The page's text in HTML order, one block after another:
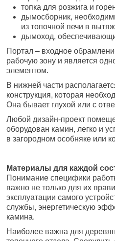
топка для розжига и
дымосборник,
из топочной печи в
дымоход,
Портал – входное
рабочую зону и является
элементом.
В нижней части
конструкция, которая
Она бывает глухой или с
Любой дизайн-проект
оборудован камин, легко и
в загородном особняке или
Материалы для каждой
Понимание специфики
важно не только для их
эксплуатации самого
службы, энергетическую
камина.
Наиболее важна для